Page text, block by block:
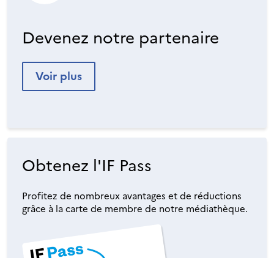
Devenez notre partenaire
Voir plus
Obtenez l'IF Pass
Profitez de nombreux avantages et de réductions
grâce à la carte de membre de notre médiathèque.